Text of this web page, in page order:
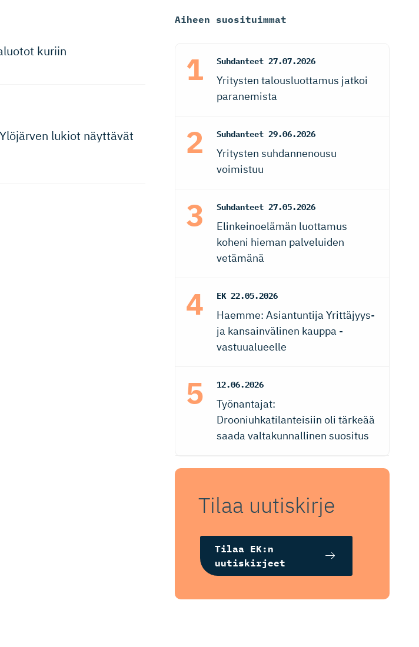
kuriin
lukiot näyttävät
Aiheen suosituimmat
Suhdanteet 27.07.2026
Yritysten talousluottamus jatkoi
paranemista
Suhdanteet 29.06.2026
Yritysten suhdannenousu
voimistuu
Suhdanteet 27.05.2026
Elinkeinoelämän luottamus
koheni hieman palveluiden
vetämänä
EK 22.05.2026
Haemme: Asiantuntija Yrittäjyys-
ja kansainvälinen kauppa -
vastuualueelle
12.06.2026
Työnantajat:
Drooniuhkatilanteisiin oli tärkeää
saada valtakunnallinen suositus
Tilaa uutiskirje
Tilaa EK:n
uutiskirjeet